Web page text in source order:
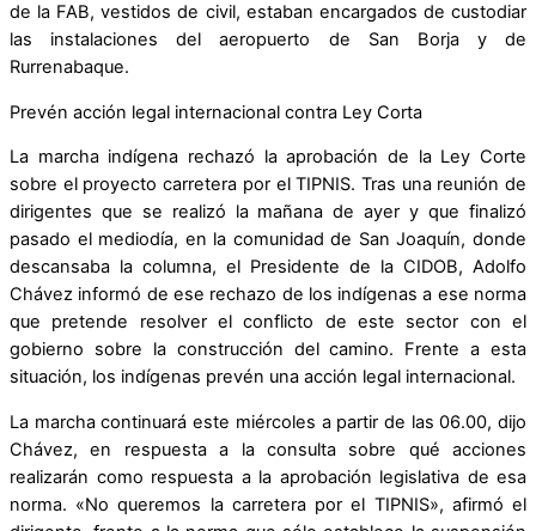
de la FAB, vestidos de civil, estaban encargados de custodiar
las instalaciones del aeropuerto de San Borja y de
Rurrenabaque.
Prevén acción legal internacional contra Ley Corta
La marcha indígena rechazó la aprobación de la Ley Corte
sobre el proyecto carretera por el TIPNIS. Tras una reunión de
dirigentes que se realizó la mañana de ayer y que finalizó
pasado el mediodía, en la comunidad de San Joaquín, donde
descansaba la columna, el Presidente de la CIDOB, Adolfo
Chávez informó de ese rechazo de los indígenas a ese norma
que pretende resolver el conflicto de este sector con el
gobierno sobre la construcción del camino. Frente a esta
situación, los indígenas prevén una acción legal internacional.
La marcha continuará este miércoles a partir de las 06.00, dijo
Chávez, en respuesta a la consulta sobre qué acciones
realizarán como respuesta a la aprobación legislativa de esa
norma. «No queremos la carretera por el TIPNIS», afirmó el